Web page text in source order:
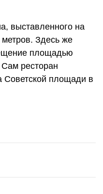
выставленного на
Здесь же
площадью
ресторан
площади в